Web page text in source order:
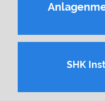
SHK